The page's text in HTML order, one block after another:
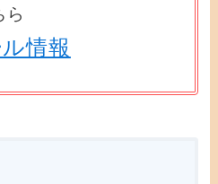
ら
情報